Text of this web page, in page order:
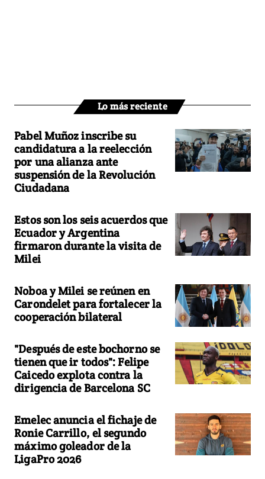
Lo más reciente
Pabel Muñoz inscribe su
candidatura a la reelección
por una alianza ante
suspensión de la Revolución
Ciudadana
Estos son los seis acuerdos que
Ecuador y Argentina
firmaron durante la visita de
Milei
Noboa y Milei se reúnen en
Carondelet para fortalecer la
cooperación bilateral
"Después de este bochorno se
tienen que ir todos": Felipe
Caicedo explota contra la
dirigencia de Barcelona SC
Emelec anuncia el fichaje de
Ronie Carrillo, el segundo
máximo goleador de la
LigaPro 2026